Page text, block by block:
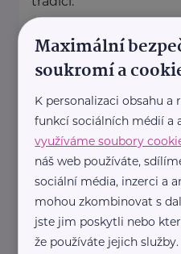
Zaměřuje ...
https://
+420 800 100 150
Helena Brabcová
Vrchoslavice
Maximální
soukromí a
K personalizaci obsahu a
funkcí sociálních médií a
využíváme soubory
náš web používáte,
sociální média, inzerci a
mohou zkombinovat s
jste jim poskytli nebo
že používáte jejich služby.